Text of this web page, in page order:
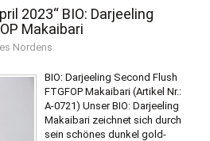
2023“ BIO: Darjeeling
Makaibari
Nordens
BIO: Darjeeling Second Flush
FTGFOP Makaibari (Artikel Nr.:
A-0721) Unser BIO: Darjeeling
Makaibari zeichnet sich durch
sein schönes dunkel gold-